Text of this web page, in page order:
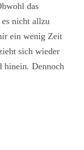
das
nicht allzu
ein wenig Zeit
sich wieder
hinein. Dennoch